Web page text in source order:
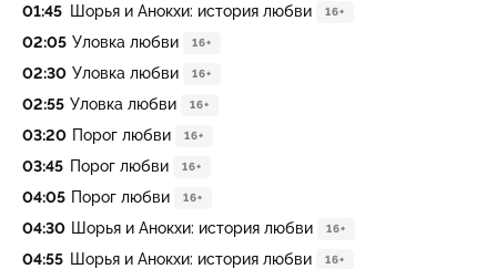
01:45 Шорья и Анокхи: история любви 16+
02:05 Уловка любви 16+
02:30 Уловка любви 16+
02:55 Уловка любви 16+
03:20 Порог любви 16+
03:45 Порог любви 16+
04:05 Порог любви 16+
04:30 Шорья и Анокхи: история любви 16+
04:55 Шорья и Анокхи: история любви 16+